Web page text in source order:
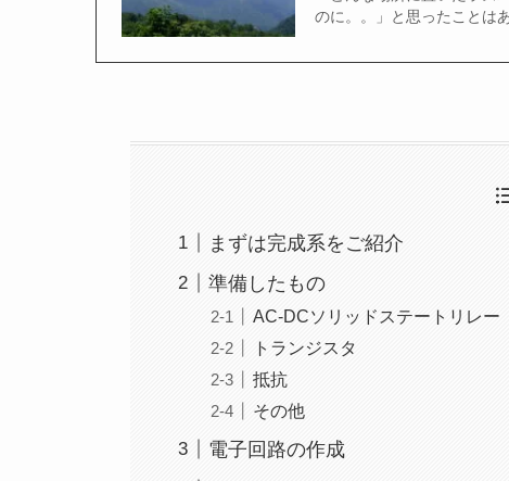
のに。。」と思ったことは
まずは完成系をご紹介
準備したもの
AC-DCソリッドステートリレー
トランジスタ
抵抗
その他
電子回路の作成